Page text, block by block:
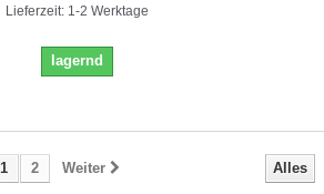
Lieferzeit: 1-2 Werktage
lagernd
Alles
1 2 Weiter